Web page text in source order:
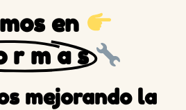
en
r m a s
mejorando la